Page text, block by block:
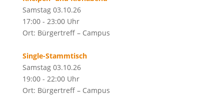
Samstag 03.10.26
17:00 - 23:00 Uhr
Ort: Bürgertreff – Campus
Single-Stammtisch
Samstag 03.10.26
19:00 - 22:00 Uhr
Ort: Bürgertreff – Campus